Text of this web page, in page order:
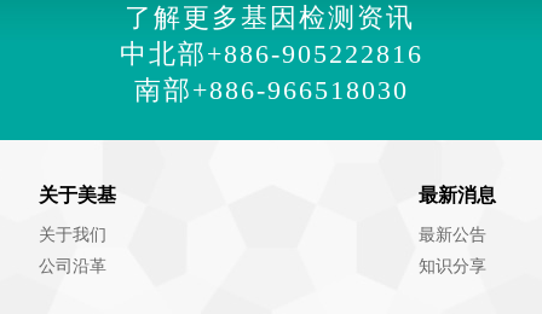
了解更多基因检测资讯
中北部+886-905222816
南部+886-966518030
关于美基
关于我们
公司沿革
最新消息
最新公告
知识分享